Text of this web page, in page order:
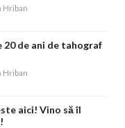
Hriban
de ani de tahograf
Hriban
aici! Vino să îl